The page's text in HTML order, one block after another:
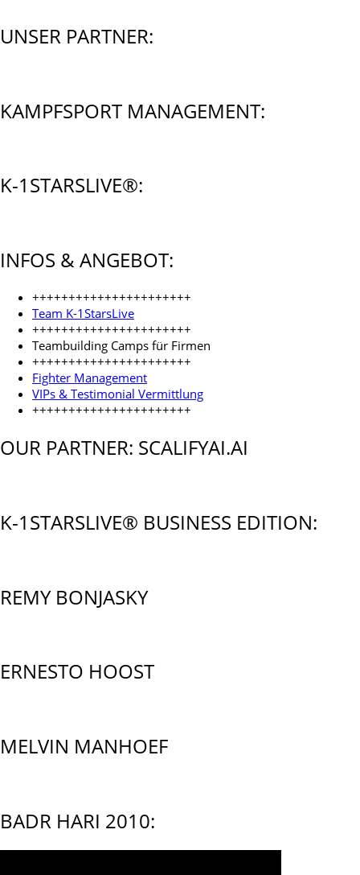
UNSER PARTNER:
KAMPFSPORT MANAGEMENT:
K-1STARSLIVE®:
INFOS & ANGEBOT:
++++++++++++++++++++++
Team K-1StarsLive
++++++++++++++++++++++
Teambuilding Camps für Firmen
++++++++++++++++++++++
Fighter Management
VIPs & Testimonial Vermittlung
++++++++++++++++++++++
OUR PARTNER: SCALIFYAI.AI
K-1STARSLIVE® BUSINESS EDITION:
REMY BONJASKY
ERNESTO HOOST
MELVIN MANHOEF
BADR HARI 2010: